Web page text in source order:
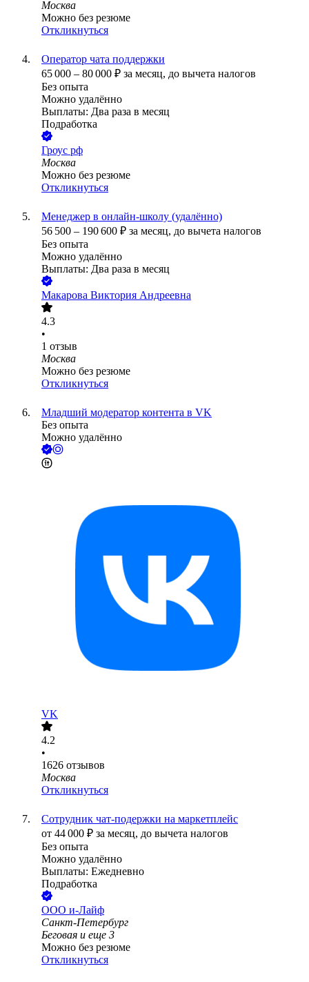
Москва
Можно без резюме
Откликнуться
Оператор чата поддержки
65 000 – 80 000 ₽ за месяц, до вычета налогов
Без опыта
Можно удалённо
Выплаты: Два раза в месяц
Подработка
Гроус рф
Москва
Можно без резюме
Откликнуться
Менеджер в онлайн-школу (удалённо)
56 500 – 190 600 ₽ за месяц, до вычета налогов
Без опыта
Можно удалённо
Выплаты: Два раза в месяц
Макарова Виктория Андреевна
4.3
•
1 отзыв
Москва
Можно без резюме
Откликнуться
Младший модератор контента в VK
Без опыта
Можно удалённо
VK
4.2
•
1626 отзывов
Москва
Откликнуться
Сотрудник чат-подержки на маркетплейс
от 44 000 ₽ за месяц, до вычета налогов
Без опыта
Можно удалённо
Выплаты: Ежедневно
Подработка
ООО и-Лайф
Санкт-Петербург
Беговая и еще 3
Можно без резюме
Откликнуться